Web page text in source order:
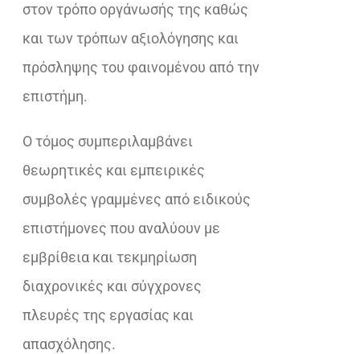
στον τρόπο οργάνωσής της καθώς
και των τρόπων αξιολόγησης και
πρόσληψης του φαινομένου από την
επιστήμη.
Ο τόμος συμπεριλαμβάνει
θεωρητικές και εμπειρικές
συμβολές γραμμένες από ειδικούς
επιστήμονες που αναλύουν με
εμβρίθεια και τεκμηρίωση
διαχρονικές και σύγχρονες
πλευρές της εργασίας και
απασχόλησης.